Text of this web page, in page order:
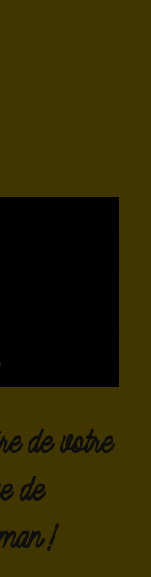
de votre
de
!